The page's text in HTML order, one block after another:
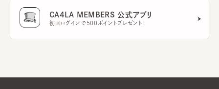
CA4LA MEMBERS 公式アプリ
初回ログインで500ポイントプレゼント！